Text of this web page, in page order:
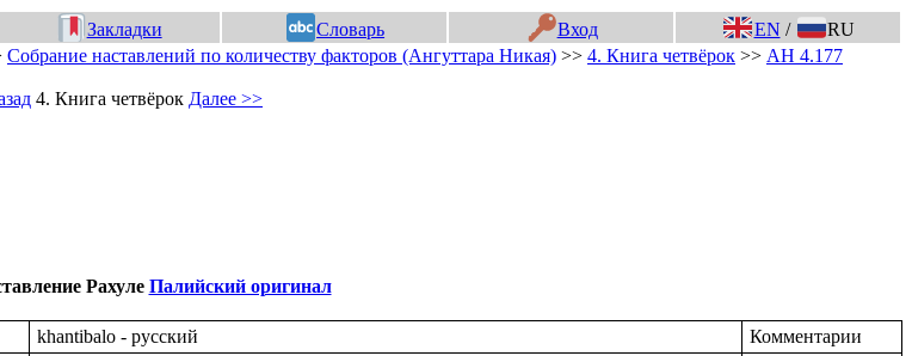
Закладки Словарь Вход EN /
RU
Собрание наставлений по количеству факторов (Ангуттара Никая) >> 4. Книга четвёрок >> АН 4.177
4. Книга четвёрок Далее >>
Рахуле Палийский оригинал
khantibalo - русский
Комментарии